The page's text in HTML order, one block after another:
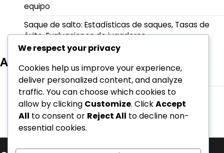
equipo
Saque de salto: Estadísticas de saques, Tasas de
éxito, Evaluaciones de jugadores
Archivo
February 2026
January 2026
We respect your privacy
Cookies help us improve your experience,
deliver personalized content, and analyze
traffic. You can choose which cookies to
allow by clicking Customize. ClickAccept
All to consent or Reject All to decline non-
essential cookies.